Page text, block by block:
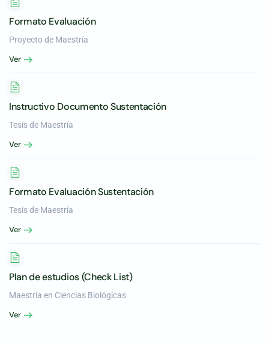
Formato Evaluación
Proyecto de Maestría
Ver
Instructivo Documento Sustentación
Tesis de Maestría
Ver
Formato Evaluación Sustentación
Tesis de Maestría
Ver
Plan de estudios (Check List)
Maestría en Ciencias Biológicas
Ver